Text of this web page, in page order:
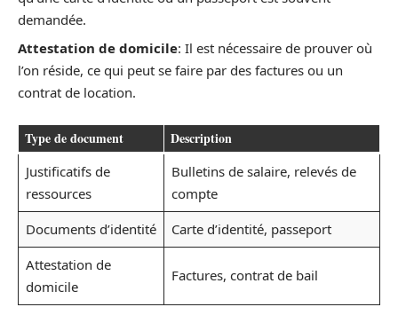
demandée.
Attestation de domicile: Il est nécessaire de prouver où
l’on réside, ce qui peut se faire par des factures ou un
contrat de location.
Type de document Description
Justificatifs de
ressources
Bulletins de salaire, relevés de
compte
Documents d’identité
Carte d’identité, passeport
Attestation de
domicile
Factures, contrat de bail